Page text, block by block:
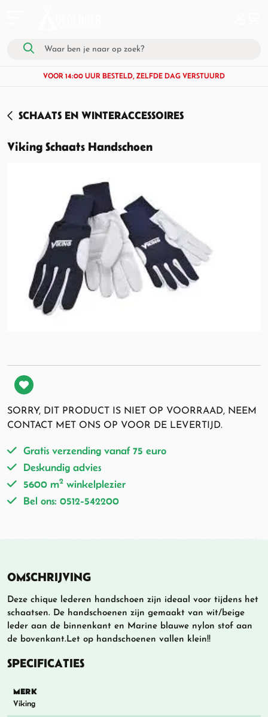
VOOR 14:00 UUR BESTELD, ZELFDE DAG VERSTUURD
SCHAATS EN WINTERACCESSOIRES
Viking Schaats Handschoen
SORRY, DIT PRODUCT IS NIET OP VOORRAAD, NEEM
CONTACT MET ONS OP VOOR DE LEVERTIJD.
Gratis verzending vanaf 75 euro
Deskundig advies
5600 m2 winkelplezier
Bel ons: 0512-542200
OMSCHRIJVING
Deze chique lederen handschoen zijn ideaal voor tijdens het
schaatsen. De handschoenen zijn gemaakt van wit/beige
leder aan de binnenkant en Marine blauwe nylon stof aan
de bovenkant.Let op handschoenen vallen klein!!
SPECIFICATIES
MERK
Viking